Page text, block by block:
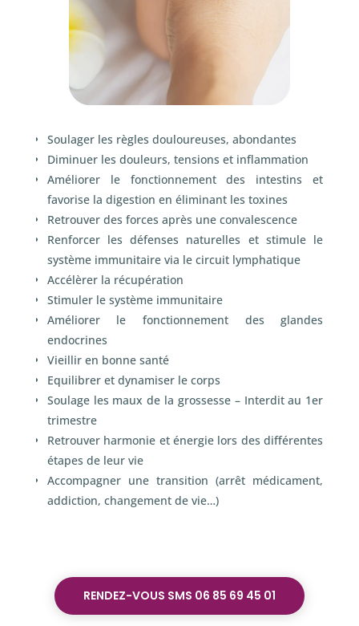
Soulager les règles douloureuses, abondantes
Diminuer les douleurs, tensions et inflammation
Améliorer le fonctionnement des intestins et
favorise la digestion en éliminant les toxines
Retrouver des forces après une convalescence
Renforcer les défenses naturelles et stimule le
système immunitaire via le circuit lymphatique
Accélèrer la récupération
Stimuler le système immunitaire
Améliorer le fonctionnement des glandes
endocrines
Vieillir en bonne santé
Equilibrer et dynamiser le corps
Soulage les maux de la grossesse – Interdit au 1er
trimestre
Retrouver harmonie et énergie lors des différentes
étapes de leur vie
Accompagner une transition (arrêt médicament,
addiction, changement de vie…)
RENDEZ-VOUS SMS 06 85 69 45 01